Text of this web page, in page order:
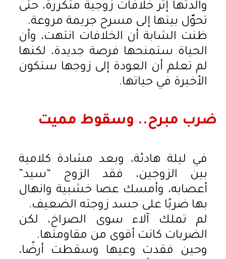
والدتها إثر خلافات زوجية متكررة، حتى
تحوّل بيتها إلى مسرح جريمة مروعة.
ظنت الشابة أن الخلافات انتهت، وأن
الحياة ستمنحها فرصة جديدة، لكنها
لم تعلم أن العودة إلى زوجها ستكون
الأخيرة في حياتها.
ضرب مبرح.. وسقوط مميت
في ليلة هادئة، وبعد مشادة كلامية
بين الزوجين، فقد الزوج “سيد”
أعصابه، وأمسك عصا خشبية وانهال
بها ضربًا على جسد زوجته الضعيف.
لم تملك آلاء سوى الصراخ، لكن
الضربات كانت أقوى من مقاومتها.
وحين فقدت وعيها وسقطت أرضًا،